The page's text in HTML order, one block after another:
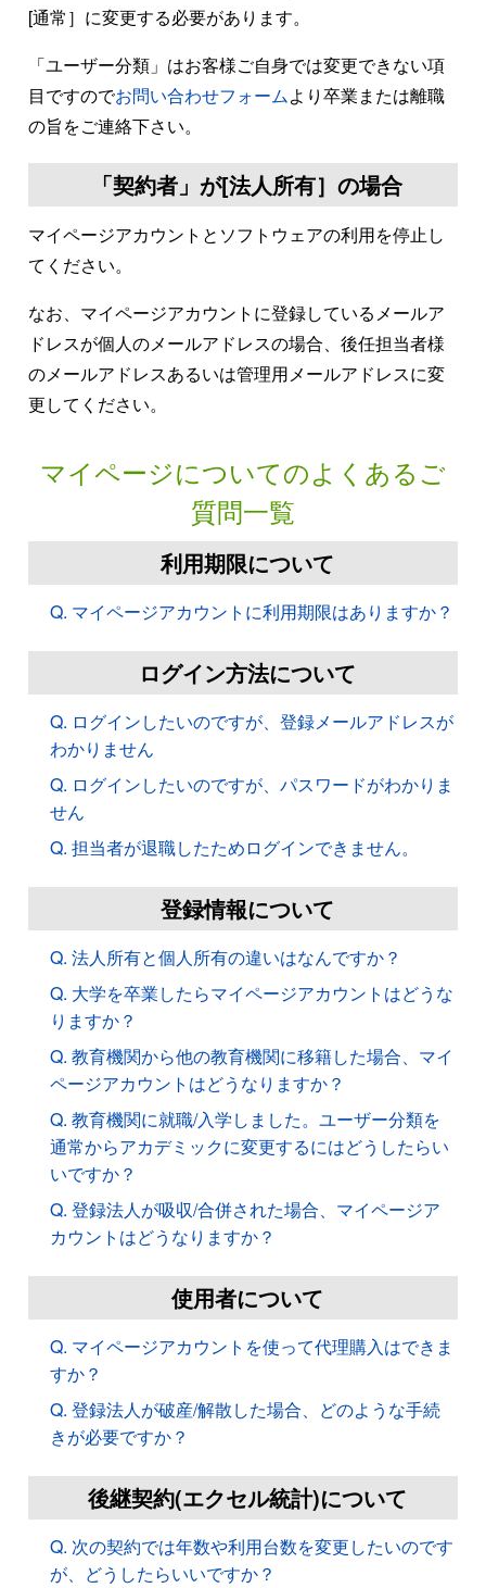
[通常］に変更する必要があります。
「ユーザー分類」はお客様ご自身では変更できない項
目ですのでお問い合わせフォームより卒業または離職
の旨をご連絡下さい。
「契約者」が[法人所有］の場合
マイページアカウントとソフトウェアの利用を停止し
てください。
なお、マイページアカウントに登録しているメールア
ドレスが個人のメールアドレスの場合、後任担当者様
のメールアドレスあるいは管理用メールアドレスに変
更してください。
マイページについてのよくあるご
質問一覧
利用期限について
Q. マイページアカウントに利用期限はありますか？
ログイン方法について
Q. ログインしたいのですが、登録メールアドレスが
わかりません
Q. ログインしたいのですが、パスワードがわかりま
せん
Q. 担当者が退職したためログインできません。
登録情報について
Q. 法人所有と個人所有の違いはなんですか？
Q. 大学を卒業したらマイページアカウントはどうな
りますか？
Q. 教育機関から他の教育機関に移籍した場合、マイ
ページアカウントはどうなりますか？
Q. 教育機関に就職/入学しました。ユーザー分類を
通常からアカデミックに変更するにはどうしたらい
いですか？
Q. 登録法人が吸収/合併された場合、マイページア
カウントはどうなりますか？
使用者について
Q. マイページアカウントを使って代理購入はできま
すか？
Q. 登録法人が破産/解散した場合、どのような手続
きが必要ですか？
後継契約(エクセル統計)について
Q. 次の契約では年数や利用台数を変更したいのです
が、どうしたらいいですか？